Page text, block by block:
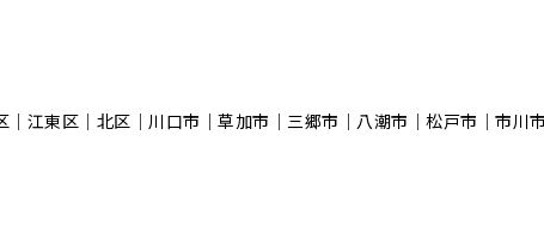
江東区｜北区｜川口市｜草加市｜三郷市｜八潮市｜松⼾市｜市川